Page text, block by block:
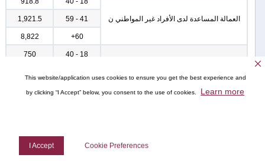
This website/application uses cookies to ensure you get the best experience and
by clicking “I Accept” below, you consent to the use of cookies. Learn more
I Accept Cookie Preferences
العمالة المساعدة لدى الأفراد غير المواطني ن 41 - 59
1,921.5
60+
8,822
18 - 40
750
60+
8,822